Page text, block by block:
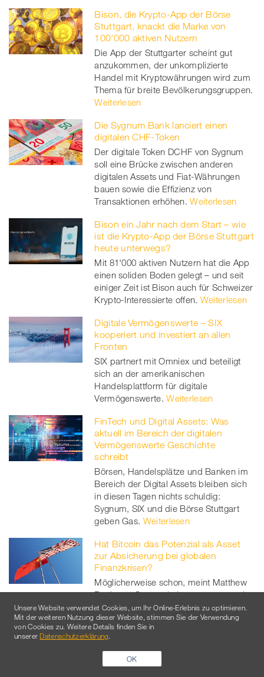
Bison, die Krypto-App der Börse
Stuttgart, knackt die Marke von
100'000 aktiven Nutzern
Die App der Stuttgarter scheint gut
anzukommen, der unkomplizierte
Handel mit Kryptowährungen wird zum
Thema für breite Bevölkerungsgruppen.
Weiterlesen
Die Sygnum Bank lanciert einen
digitalen CHF-Token
Der digitale Token DCHF von Sygnum
soll eine Brücke zwischen anderen
digitalen Assets und Fiat-Währungen
bauen sowie die Effizienz von
Transaktionen erhöhen. Weiterlesen
Bison ein Jahr nach dem Start – wie
ist die Krypto-App der Börse Stuttgart
heute unterwegs?
Mit 81'000 aktiven Nutzern hat die App
einen soliden Boden gelegt – und seit
einiger Zeit ist Bison auch für Schweizer
Krypto-Interessierte offen. Weiterlesen
Digitale Vermögenswerte – SIX
kooperiert und investiert an allen
Fronten
SIX partnert mit Omniex und beteiligt
sich an der amerikanischen
Handelsplattform für digitale
Vermögenswerte. Weiterlesen
FinTech und Digital Assets: Was
aktuell im Bereich der digitalen
Vermögenswerte Geschichte
schreibt
Börsen, Handelsplätze und Banken im
Bereich der Digital Assets bleiben sich
in diesen Tagen nichts schuldig:
Sygnum, SIX und die Börse Stuttgart
geben Gas. Weiterlesen
Hat Bitcoin das Potenzial als Asset
zur Absicherung bei globalen
Finanzkrisen?
Möglicherweise schon, meint Matthew
Beck von Grayscale Investments, und
ergänzt seine bestehende Studie mit
einem aktuellen Kapitel. Weiterlesen
Unsere Website verwendet Cookies, um Ihr Online-Erlebnis zu optimieren.
Mit der weiteren Nutzung dieser Website, stimmen Sie der Verwendung
von Cookies zu. Weitere Details finden Sie in
unsererDatenschutzerklärung.
OK